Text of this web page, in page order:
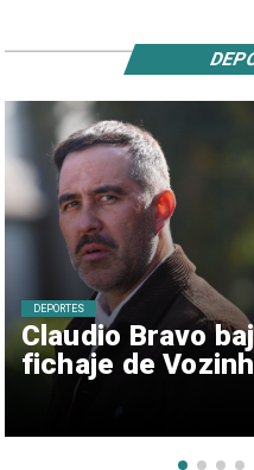
Claudio Bravo
fichaje de
DEPORTES